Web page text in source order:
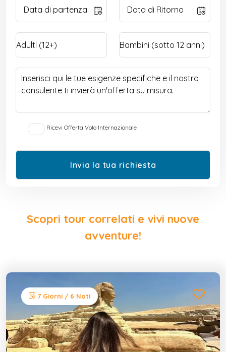
Ricevi Offerta Volo Internazionale
Scopri tour correlati e vivi nuove
avventure!
7 Giorni / 6 Noti